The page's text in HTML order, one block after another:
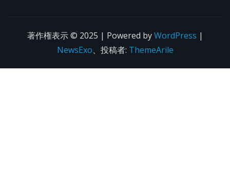
著作権表示 © 2025 | Powered byWordPress |
NewsExo、投稿者: ThemeArile